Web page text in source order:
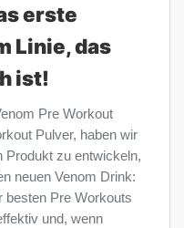
erste
Linie, das
ist!
Pre Workout
Pulver, haben wir
Produkt zu entwickeln,
neuen Venom Drink:
besten Pre Workouts
und, wenn